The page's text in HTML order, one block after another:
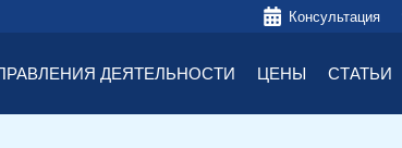
Консультация
ДЕЯТЕЛЬНОСТИ ЦЕНЫ СТАТЬИ